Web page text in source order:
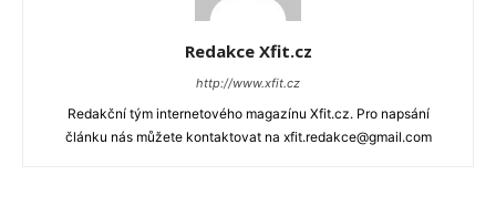
Redakce Xfit.cz
http://www.xfit.cz
Redakční tým internetového magazínu Xfit.cz. Pro napsání
článku nás můžete kontaktovat na xfit.redakce@gmail.com